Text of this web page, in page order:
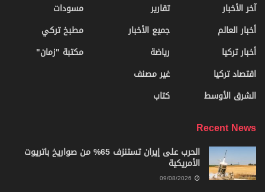
آخر الأخبار
أخبار العالم
أخبار تركيا
اقتصاد تركيا
الشرق الأوسط
تقارير
جميع الأخبار
رياضة
غير مصنف
كتاب
مسودات
مطبخ تركي
مكتبة "زمان"
Recent News
الحرب على إيران تستنزف 65% من صواريخ باتريوت
الأمريكية